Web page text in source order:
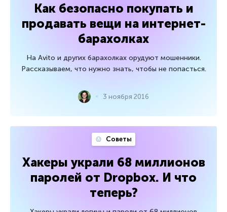
Как безопасно покупать и
продавать вещи на интернет-
барахолках
На Avito и других барахолках орудуют мошенники.
Рассказываем, что нужно знать, чтобы не попасться.
3 ноября 2016
Советы
Хакеры украли 68 миллионов
паролей от Dropbox. И что
теперь?